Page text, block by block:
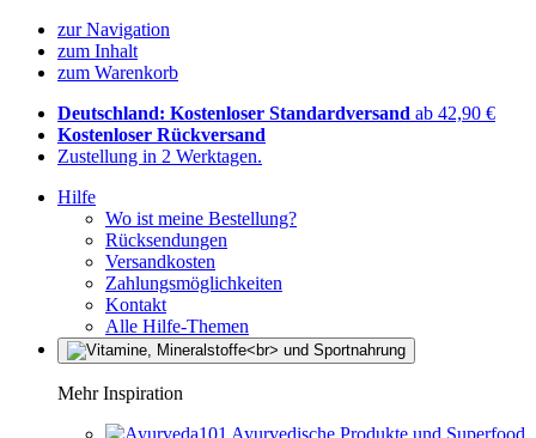
zur Navigation
zum Inhalt
zum Warenkorb
Deutschland: Kostenloser Standardversand ab 42,90 €
Kostenloser Rückversand
Zustellung in 2 Werktagen.
Hilfe
Wo ist meine Bestellung?
Rücksendungen
Versandkosten
Zahlungsmöglichkeiten
Kontakt
Alle Hilfe-Themen
Mehr Inspiration
Ayurvedische Produkte und Superfood